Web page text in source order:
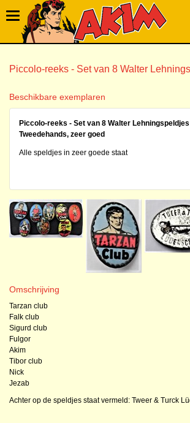
Piccolo-reeks - Set van 8 Walter
Beschikbare exemplaren
Piccolo-reeks - Set van 8 Walter Lehningspeldjes
Tweedehands, zeer goed
Alle speldjes in zeer goede staat
Omschrijving
Tarzan club
Falk club
Sigurd club
Fulgor
Akim
Tibor club
Nick
Jezab
Achter op de speldjes staat vermeld: Tweer & Turck